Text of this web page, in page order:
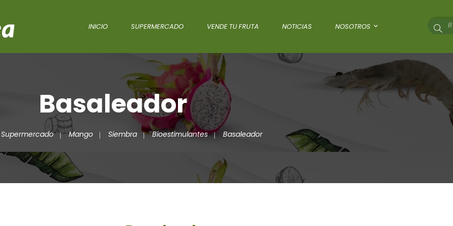
INICIO SUPERMERCADO VENDE TU FRUTA NOTICIAS NOSOTROS
Basaleador
Supermercado Mango Siembra Bioestimulantes Basaleador